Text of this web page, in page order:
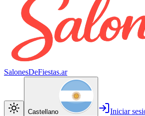
SalonesDeFiestas.ar
Castellano Iniciar